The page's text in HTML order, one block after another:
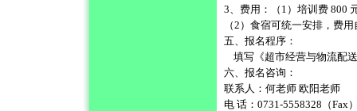
3、费用：（1）培训费 800
（2）食宿可统一安排，费
五、报名程序：
填写《超市经营与物流配
六、报名咨询：
联系人：何老师 欧阳老师
电 话：0731-5558328（Fax